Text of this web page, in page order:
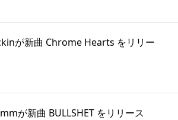
が新曲 Chrome Hearts をリリー
が新曲 BULLSHET をリリース